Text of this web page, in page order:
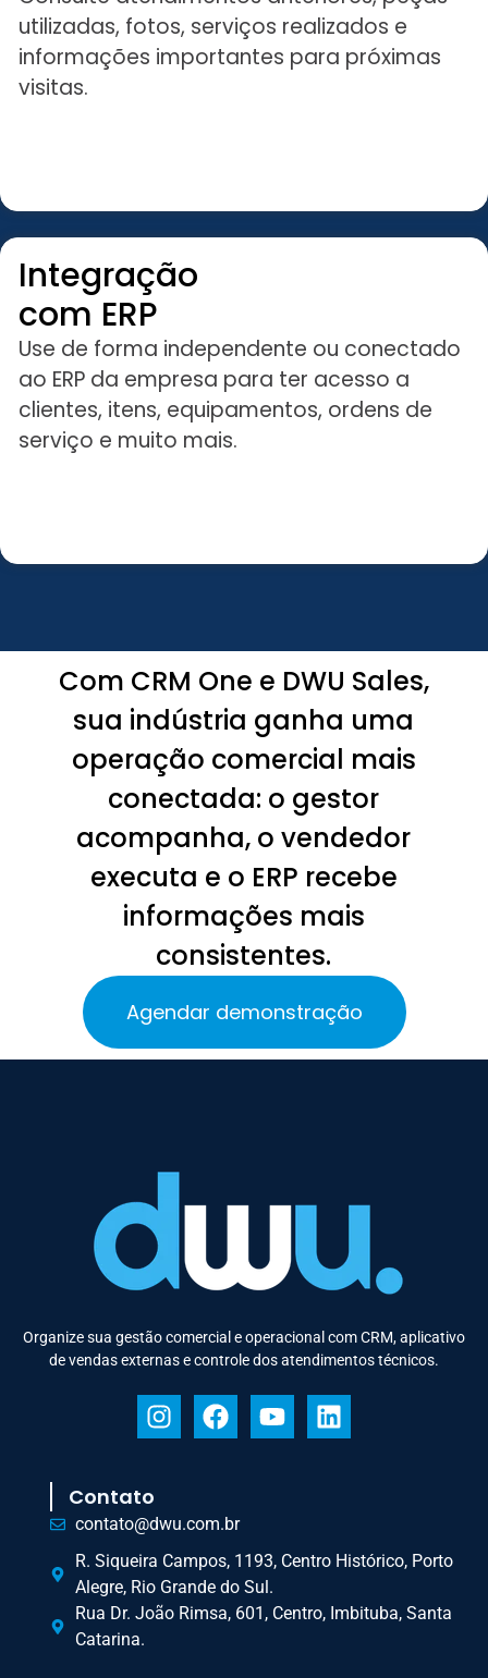
utilizadas, fotos, serviços realizados e
informações importantes para próximas
visitas.
Integração
com ERP
Use de forma independente ou conectado
ao ERP da empresa para ter acesso a
clientes, itens, equipamentos, ordens de
serviço e muito mais.
Com CRM One e DWU Sales,
sua indústria ganha uma
operação comercial mais
conectada: o gestor
acompanha, o vendedor
executa e o ERP recebe
informações mais
consistentes.
Agendar demonstração
Organize sua gestão comercial e operacional com CRM, aplicativo
de vendas externas e controle dos atendimentos técnicos.
Contato
contato@dwu.com.br
R. Siqueira Campos, 1193, Centro Histórico, Porto
Alegre, Rio Grande do Sul.
Rua Dr. João Rimsa, 601, Centro, Imbituba, Santa
Catarina.